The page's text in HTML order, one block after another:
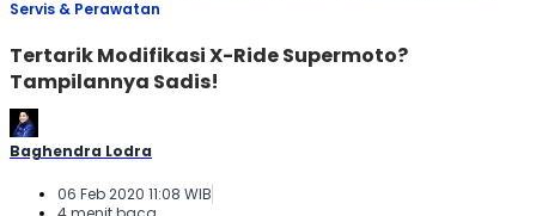
Servis & Perawatan
Tertarik Modifikasi X-Ride Supermoto?
Tampilannya Sadis!
Baghendra Lodra
06 Feb 2020 11:08 WIB